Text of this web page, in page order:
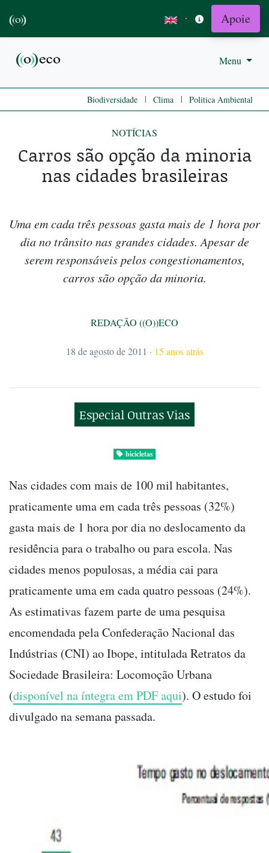
· Apoie
Menu
Biodiversidade | Clima | Politica Ambiental
NOTÍCIAS
Carros são opção da minoria
nas cidades brasileiras
Uma em cada três pessoas gasta mais de 1 hora por
dia no trânsito nas grandes cidades. Apesar de
serem responsáveis pelos congestionamentos,
carros são opção da minoria.
REDAÇÃO ((O))ECO
18 de agosto de 2011 · 15 anos atrás
Especial Outras Vias
bicicletas
Nas cidades com mais de 100 mil habitantes,
praticamente uma em cada três pessoas (32%)
gasta mais de 1 hora por dia no deslocamento da
residência para o trabalho ou para escola. Nas
cidades menos populosas, a média cai para
praticamente uma em cada quatro pessoas (24%).
As estimativas fazem parte de uma pesquisa
encomendada pela Confederação Nacional das
Indústrias (CNI) ao Ibope, intitulada Retratos da
Sociedade Brasileira: Locomoção Urbana
(disponível na íntegra em PDF aqui). O estudo foi
divulgado na semana passada.